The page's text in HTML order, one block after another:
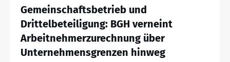
Gemeinschaftsbetrieb und
Drittelbeteiligung: BGH verneint
Arbeitnehmerzurechnung über
Unternehmensgrenzen hinweg